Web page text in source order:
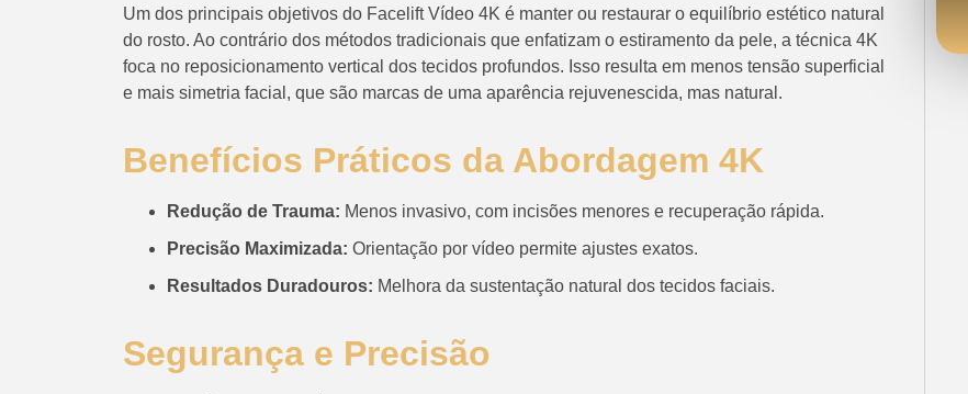
Um dos principais objetivos do Facelift Vídeo 4K é manter ou restaurar o equilíbrio estético natural
do rosto. Ao contrário dos métodos tradicionais que enfatizam o estiramento da pele, a técnica 4K
foca no reposicionamento vertical dos tecidos profundos. Isso resulta em menos tensão superficial
e mais simetria facial, que são marcas de uma aparência rejuvenescida, mas natural.
Benefícios Práticos da Abordagem 4K
Redução de Trauma: Menos invasivo, com incisões menores e recuperação rápida.
Precisão Maximizada: Orientação por vídeo permite ajustes exatos.
Resultados Duradouros: Melhora da sustentação natural dos tecidos faciais.
Segurança e Precisão